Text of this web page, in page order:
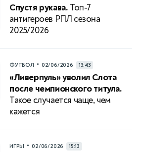
Спустя рукава. Топ-7
антигероев РПЛ сезона
2025/2026
ФУТБОЛ • 02/06/2026 13:43
«Ливерпуль» уволил Слота
после чемпионского титула.
Такое случается чаще, чем
кажется
ИГРЫ • 02/06/2026 15:13